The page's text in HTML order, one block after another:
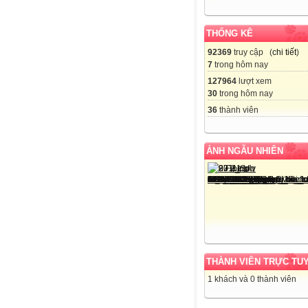
THỐNG KÊ
92369 truy cập (chi tiết)
7 trong hôm nay
127964 lượt xem
30 trong hôm nay
36 thành viên
ẢNH NGẪU NHIÊN
THÀNH VIÊN TRỰC
1 khách và 0 thành viên